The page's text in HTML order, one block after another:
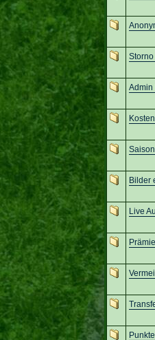
Admin
Bilder
Live
Punkte